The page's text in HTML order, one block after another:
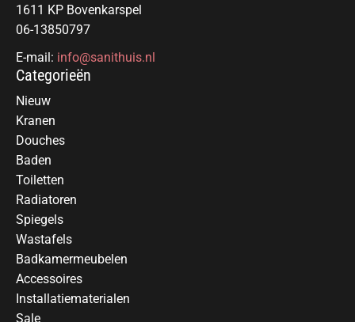
1611 KP Bovenkarspel
06-13850797
E-mail: info@sanithuis.nl
Categorieën
Nieuw
Kranen
Douches
Baden
Toiletten
Radiatoren
Spiegels
Wastafels
Badkamermeubelen
Accessoires
Installatiematerialen
Sale